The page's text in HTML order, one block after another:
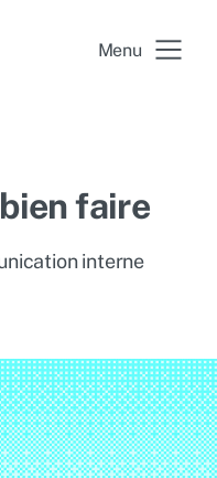
Menu
faire
interne